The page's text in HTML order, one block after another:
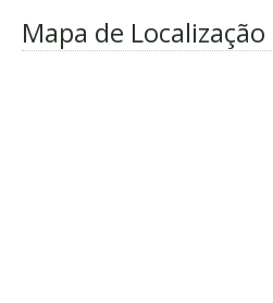
Mapa de Localização